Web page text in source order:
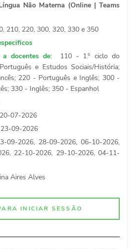
Não Materna (Online | Teams
210, 220, 300, 320, 330 e 350
docentes de:
110 - 1.º ciclo do
e Estudos Sociais/História;
220 - Português e Inglês; 300 -
330 - Inglês; 350 - Espanhol
20-07-2026
23-09-2026
09-2026, 28-09-2026, 06-10-2026,
22-10-2026, 29-10-2026, 04-11-
Aires Alves
INICIAR SESSÃO